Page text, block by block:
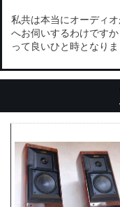
私共は本当にオーディ
へお伺いするわけです
って良いひと時となりま